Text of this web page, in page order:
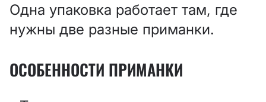
Одна упаковка работает там, где
нужны две разные приманки.
ОСОБЕННОСТИ ПРИМАНКИ